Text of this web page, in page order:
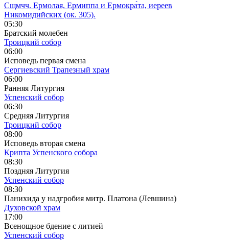
Сщмчч. Ермолая, Ермиппа и Ермокра́та, иереев
Никомидийских (ок. 305).
05:30
Братский молебен
Троицкий собор
06:00
Исповедь первая смена
Сергиевский Трапезный храм
06:00
Ранняя Литургия
Успенский собор
06:30
Средняя Литургия
Троицкий собор
08:00
Исповедь вторая смена
Крипта Успенского собора
08:30
Поздняя Литургия
Успенский собор
08:30
Панихида у надгробия митр. Платона (Левшина)
Духовской храм
17:00
Всенощное бдение с литией
Успенский собор